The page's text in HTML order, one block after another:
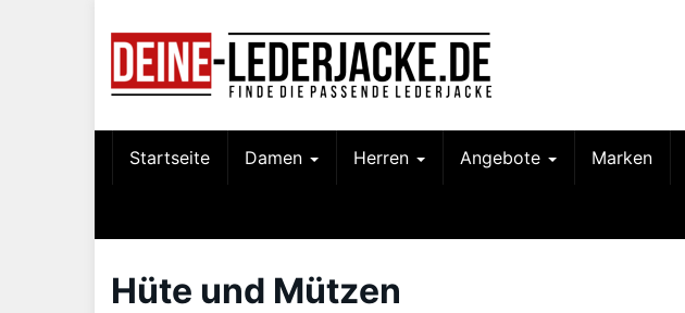
Startseite Damen Herren Angebote Marken
Hüte und Mützen